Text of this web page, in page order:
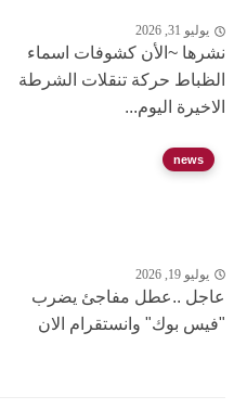
يوليو 31, 2026
نشرها ~الأن كشوفات اسماء
الظباط حركة تنقلات الشرطة
الاخيرة اليوم...
news
يوليو 19, 2026
عاجل ..عطل مفاجئ يضرب
"فيس بوك" وانستقرام الان